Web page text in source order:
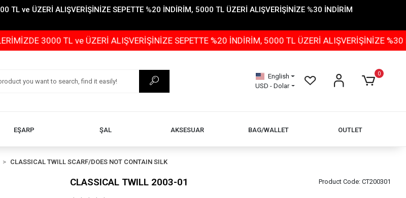
TL ve ÜZERİ ALIŞVERİŞİNİZE SEPETTE %20 İNDİRİM, 5000 TL ÜZERİ ALIŞVERİŞİNİZE %30 İNDİRİM
3000 TL ve ÜZERİ ALIŞVERİŞİNİZE SEPETTE %20 İNDİRİM, 5000 TL ÜZERİ ALIŞVERİŞİNİZE %30 İNDİRİM
English
USD - Dolar
0
EŞARP ŞAL AKSESUAR BAG/WALLET OUTLET
CLASSICAL TWILL SCARF/DOES NOT CONTAIN SILK
CLASSICAL TWILL 2003-01 Product Code: CT200301